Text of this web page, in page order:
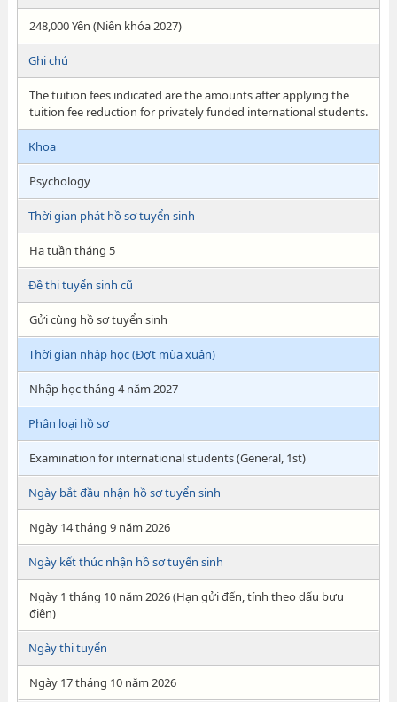
248,000 Yên (Niên khóa 2027)
Ghi chú
The tuition fees indicated are the amounts after applying the
tuition fee reduction for privately funded international students.
Khoa
Psychology
Thời gian phát hồ sơ tuyển sinh
Hạ tuần tháng 5
Đề thi tuyển sinh cũ
Gửi cùng hồ sơ tuyển sinh
Thời gian nhập học (Đợt mùa xuân)
Nhập học tháng 4 năm 2027
Phân loại hồ sơ
Examination for international students (General, 1st)
Ngày bắt đầu nhận hồ sơ tuyển sinh
Ngày 14 tháng 9 năm 2026
Ngày kết thúc nhận hồ sơ tuyển sinh
Ngày 1 tháng 10 năm 2026 (Hạn gửi đến, tính theo dấu bưu
điện)
Ngày thi tuyển
Ngày 17 tháng 10 năm 2026